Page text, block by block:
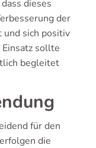
dieses
der
und sich positiv
sollte
begleitet
für den
die